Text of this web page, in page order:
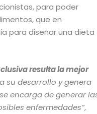
para poder
que en
para diseñar una dieta
resulta la mejor
su desarrollo y genera
encarga de generar
enfermedades”,